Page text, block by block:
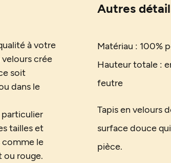
à votre
crée
soit
dans le
particulier
tailles et
comme le
ou rouge.
Autres
Matériau : 100%
Hauteur totale :
feutre
Tapis en velours
surface douce
pièce.